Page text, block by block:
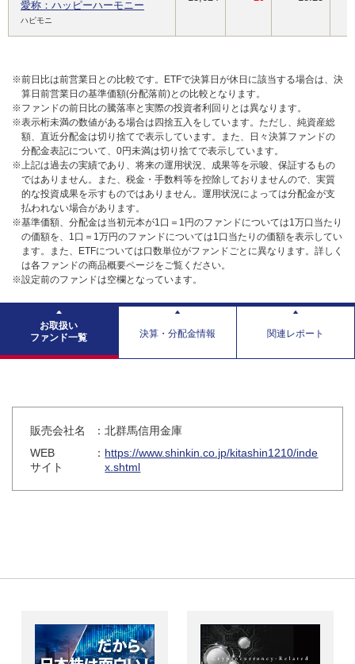
愛称：ハッピーハーモニー
ハピモニ
※前日比は前営業日との比較です。ETFで決算日が休日に該当する場合は、決
算日前営業日の基準価額(分配落前)との比較となります。
※ファンドの前日比の騰落率と実際の投資者利回りとは異なります。
※表示桁未満の数値がある場合は四捨五入をしています。ただし、純資産総
額、直近分配金は切り捨てで表示しています。また、日々決算ファンドの
分配金表記について、0円未満は切り捨てで表示しています。
※上記は過去の実績であり、将来の運用状況、成果等を示唆、保証するもの
ではありません。また、税金・手数料等を控除しておりませんので、実質
的な投資成果を示すものではありません。運用状況によっては分配金が支
払われない場合があります。
※基準価額、分配金は当初元本が1口＝1円のファンドについては1万口当たり
の価額を、1口＝1万円のファンドについては1口当たりの価額を表示してい
ます。また、ETFについては口数単位がファンドごとに異なります。詳しく
は各ファンドの商品概要ページをご覧ください。
※設定前のファンドは空欄となっています。
お取扱い
ファンド一覧
決算・分配金情報 関連レポート
販売会社名
：北群馬信用金庫
WEB
サイト
： https://www.shinkin.co.jp/kitashin1210/inde
x.shtml